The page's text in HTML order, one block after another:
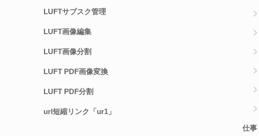
LUFTサブスク管理
LUFT画像編集
LUFT画像分割
LUFT PDF画像変換
LUFT PDF分割
url短縮リンク「ur1」
仕事